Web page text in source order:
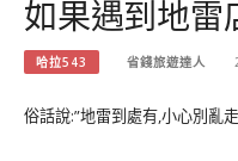
如果遇到地
哈拉543 省錢旅遊達人
俗話說:”地雷到處有,小心別亂